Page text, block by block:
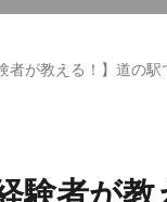
者が教える！】道の
験者が